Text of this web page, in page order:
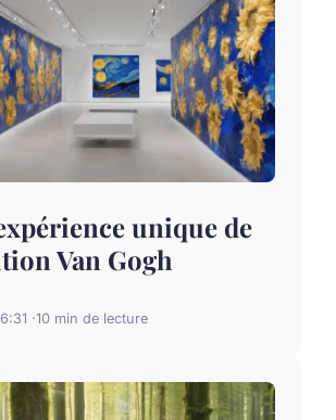
unique de
Van Gogh
10 min de lecture